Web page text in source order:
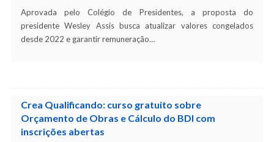
Aprovada pelo Colégio de Presidentes, a proposta do
presidente Wesley Assis busca atualizar valores congelados
desde 2022 e garantir remuneração…
Crea Qualificando: curso gratuito sobre
Orçamento de Obras e Cálculo do BDI com
inscrições abertas